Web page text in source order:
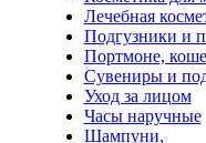
Лечебная
Подгузники и
Портмоне,
Сувениры и
Уход за лицом
Часы наручные
Шампуни,